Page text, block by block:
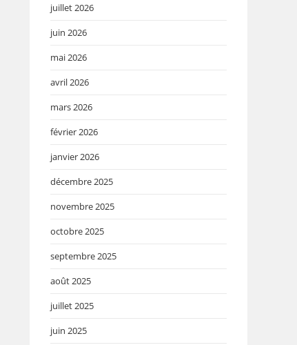
juillet 2026
juin 2026
mai 2026
avril 2026
mars 2026
février 2026
janvier 2026
décembre 2025
novembre 2025
octobre 2025
septembre 2025
août 2025
juillet 2025
juin 2025